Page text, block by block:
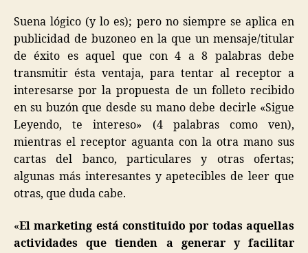
Suena lógico (y lo es); pero no siempre se aplica en
publicidad de buzoneo en la que un mensaje/titular
de éxito es aquel que con 4 a 8 palabras debe
transmitir ésta ventaja, para tentar al receptor a
interesarse por la propuesta de un folleto recibido
en su buzón que desde su mano debe decirle «Sigue
Leyendo, te intereso» (4 palabras como ven),
mientras el receptor aguanta con la otra mano sus
cartas del banco, particulares y otras ofertas;
algunas más interesantes y apetecibles de leer que
otras, que duda cabe.
«El marketing está constituido por todas aquellas
actividades que tienden a generar y facilitar